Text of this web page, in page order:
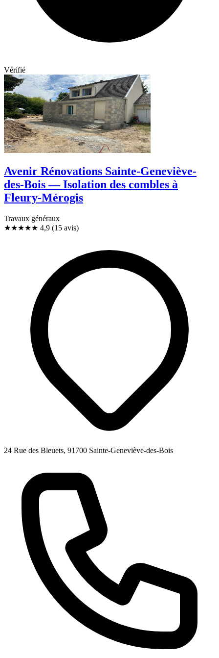
Vérifié
Avenir Rénovations Sainte-Geneviève-
des-Bois — Isolation des combles à
Fleury-Mérogis
Travaux généraux
★★★★★ 4,9 (15 avis)
24 Rue des Bleuets, 91700 Sainte-Geneviève-des-Bois